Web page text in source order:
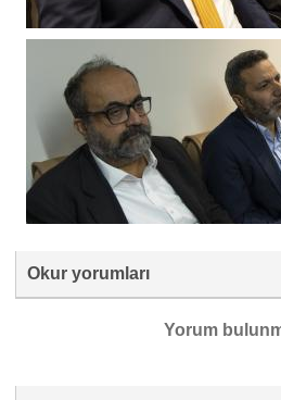
Okur yorumları
Yorum